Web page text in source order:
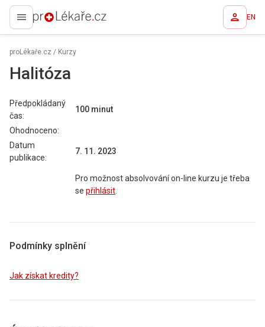
proLékaře.cz EN
proLékaře.cz / Kurzy
Halitóza
Předpokládaný
čas:
100 minut
Ohodnoceno:
Datum
publikace:
7. 11. 2023
Pro možnost absolvování on-line kurzu je třeba
se přihlásit
Podmínky splnění
Jak získat kredity?